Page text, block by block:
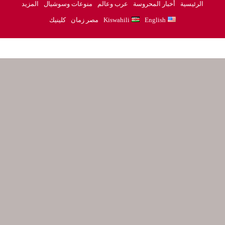
الرئيسية أخبار المحروسة عرب وعالم منوعات وسوشيال المزيد
English
Kiswahili مصر زمان كلينيك